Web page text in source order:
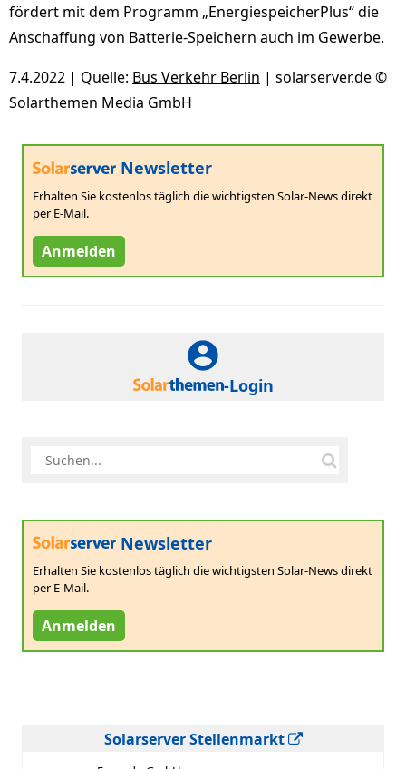
fördert mit dem Programm „EnergiespeicherPlus“ die
Anschaffung von Batterie-Speichern auch im Gewerbe.
7.4.2022 | Quelle: Bus Verkehr Berlin | solarserver.de ©
Solarthemen Media GmbH
Newsletter
Erhalten Sie kostenlos täglich die wichtigsten Solar-News direkt
per E-Mail.
Anmelden
-Login
Newsletter
Erhalten Sie kostenlos täglich die wichtigsten Solar-News direkt
per E-Mail.
Anmelden
Solarserver Stellenmarkt